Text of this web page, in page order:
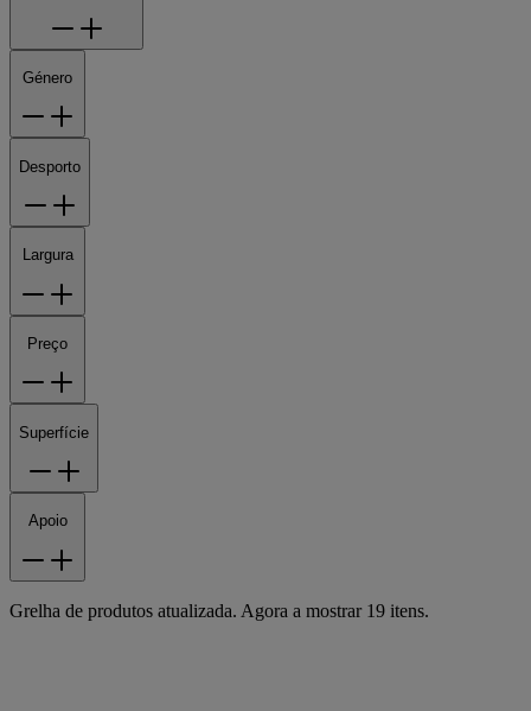
Género
Desporto
Largura
Preço
Superfície
Apoio
Grelha de produtos atualizada. Agora a mostrar 19 itens.